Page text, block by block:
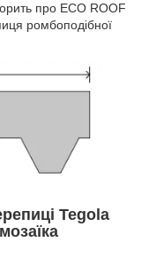
про ECO ROOF
ромбоподібної
Tegola